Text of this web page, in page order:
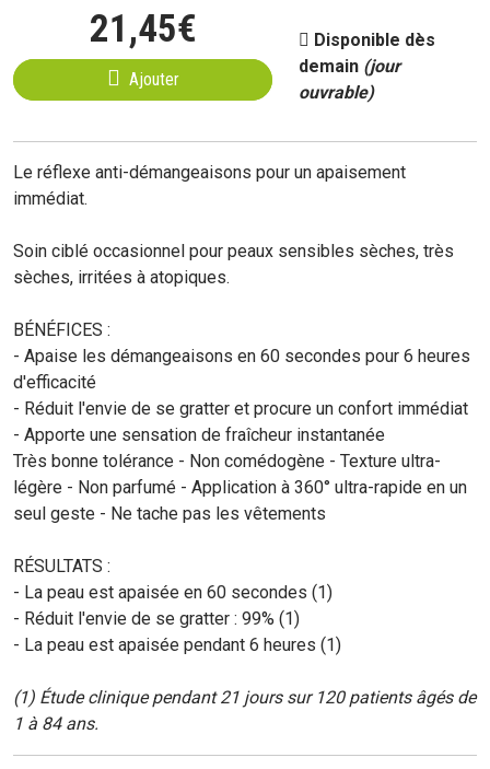
21,45€
Ajouter
Disponible dès
demain (jour
ouvrable)
Le réflexe anti-démangeaisons pour un apaisement
immédiat.
Soin ciblé occasionnel pour peaux sensibles sèches, très
sèches, irritées à atopiques.
BÉNÉFICES :
- Apaise les démangeaisons en 60 secondes pour 6 heures
d'efficacité
- Réduit l'envie de se gratter et procure un confort immédiat
- Apporte une sensation de fraîcheur instantanée
Très bonne tolérance - Non comédogène - Texture ultra-
légère - Non parfumé - Application à 360° ultra-rapide en un
seul geste - Ne tache pas les vêtements
RÉSULTATS :
- La peau est apaisée en 60 secondes (1)
- Réduit l'envie de se gratter : 99% (1)
- La peau est apaisée pendant 6 heures (1)
(1) Étude clinique pendant 21 jours sur 120 patients âgés de
1 à 84 ans.